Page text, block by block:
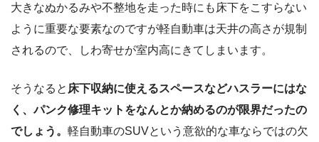
大きなぬかるみや不整地を走った時にも床下をこすらない
ように重要な要素なのですが軽自動車は天井の高さが規制
されるので、しわ寄せが室内高にきてしまいます。
そうなると 床下収納に使えるスペースなどハスラーにはな
く、パンク修理キットをなんとか納めるのが限界だったの
でしょう。 軽自動車のSUVという意欲的な車ならではの欠